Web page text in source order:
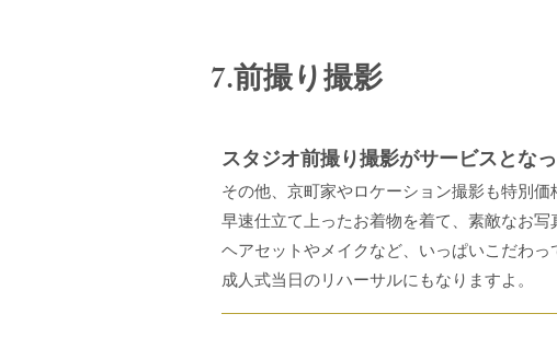
7.前撮り撮影
スタジオ前撮り撮影がサービスとな
その他、京町家やロケーション撮影も特別価
早速仕立て上ったお着物を着て、素敵なお写
ヘアセットやメイクなど、いっぱいこだわっ
成人式当日のリハーサルにもなりますよ。​